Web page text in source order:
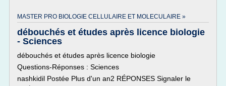
MASTER PRO BIOLOGIE CELLULAIRE ET MOLECULAIRE »
débouchés et études après licence biologie
- Sciences
débouchés et études après licence biologie
Questions-Réponses : Sciences
nashkidil Postée Plus d'un an2 RÉPONSES Signaler le